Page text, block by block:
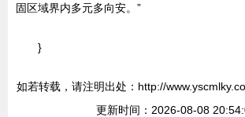
固区域界内多元多向安。”
}
如若转载，请注明出处：http://
更新时间：2026-08-08